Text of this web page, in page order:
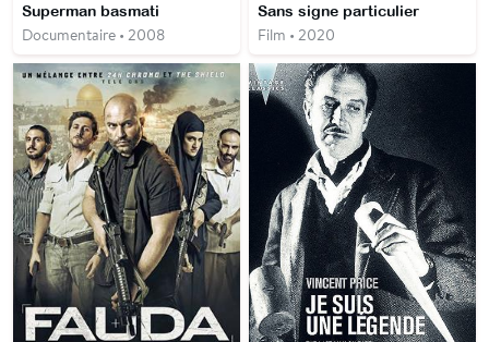
Superman basmati
Documentaire • 2008
Sans signe particulier
Film • 2020